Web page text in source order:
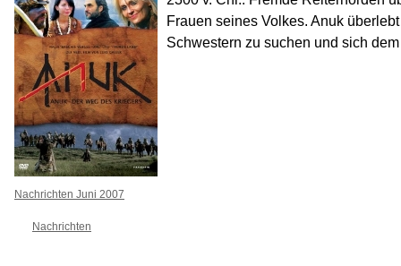
Frauen seines Volkes. Anuk
Schwestern zu suchen und sich
Nachrichten Juni 2007
Nachrichten